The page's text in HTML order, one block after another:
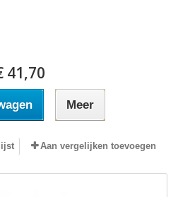
41,70
Meer
Aan vergelijken toevoegen